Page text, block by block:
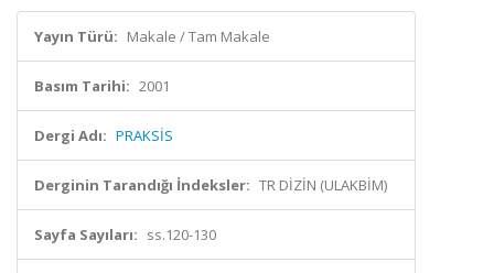
Yayın Türü: Makale / Tam Makale
Basım Tarihi: 2001
Dergi Adı: PRAKSİS
Derginin Tarandığı İndeksler: TR DİZİN (ULAKBİM)
Sayfa Sayıları: ss.120-130